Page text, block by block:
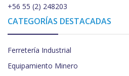
+56 55 (2) 248203
CATEGORÍAS DESTACADAS
Ferretería Industrial
Equipamiento Minero